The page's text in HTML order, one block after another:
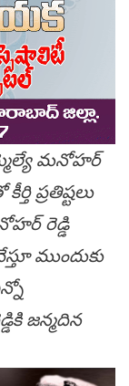
మనోహర్
ప్రతిష్టలు
రెడ్డి
ముందుకు
జన్మదిన